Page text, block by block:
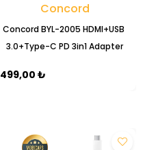
Concord
Concord BYL-2005 HDMI+USB
3.0+Type-C PD 3in1 Adapter
499,00 ₺